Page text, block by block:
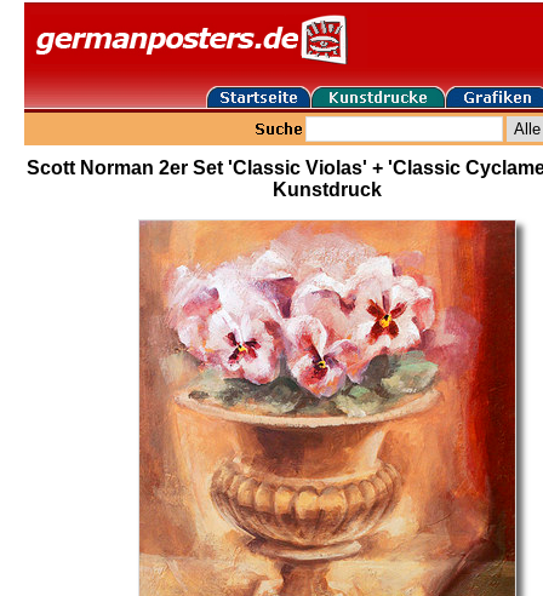
Scott Norman 2er Set 'Classic Violas' + 'Classic
Kunstdruck